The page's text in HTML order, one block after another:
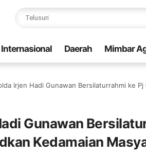
Internasional Daerah Mimbar
Irjen Hadi Gunawan Bersilaturrahmi ke
Gunawan
Kedamaian